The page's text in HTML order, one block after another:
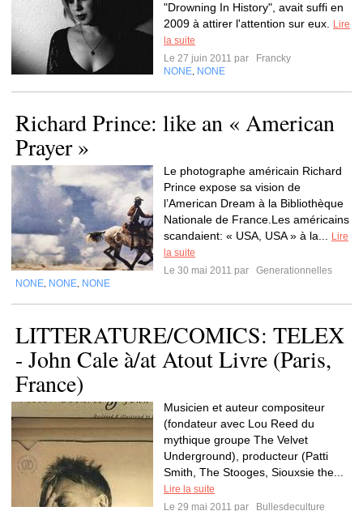
"Drowning In History", avait suffi en
2009 à attirer l'attention sur eux.
Lire
la suite
Le 27 juin 2011 par
Francky
NONE NONE
Richard Prince: like an « American
Prayer »
Le photographe américain Richard
Prince expose sa vision de
l’American Dream à la Bibliothèque
Nationale de France.Les américains
scandaient: « USA, USA » à la...
Lire
la suite
Le 30 mai 2011 par
Generationnelles
NONE NONE NONE
LITTERATURE/COMICS: TELEX
- John Cale à/at Atout Livre (Paris,
France)
Musicien et auteur compositeur
(fondateur avec Lou Reed du
mythique groupe The Velvet
Underground), producteur (Patti
Smith, The Stooges, Siouxsie the...
Lire la suite
Le 29 mai 2011 par
Bullesdeculture